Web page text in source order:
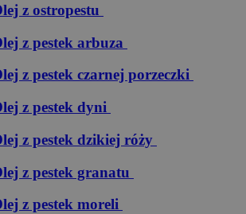
z ostropestu
z pestek arbuza
z pestek czarnej porzeczki
z pestek dyni
z pestek dzikiej róży
z pestek granatu
z pestek moreli